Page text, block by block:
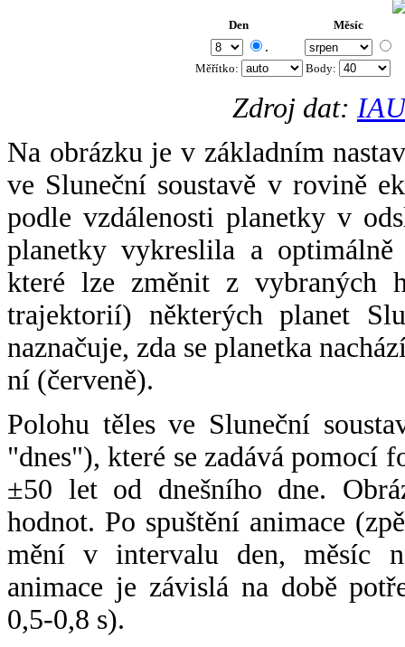
Den Měsíc
.
Měřítko: Body:
Zdroj dat:
Na obrázku je v základním
ve Sluneční soustavě v rovině
podle vzdálenosti planetky v
planetky vykreslila a
které lze změnit z vybraných
trajektorií) některých planet
naznačuje, zda se planetka
ní (červeně).
Polohu těles ve Sluneční
"dnes"), které se zadává pomocí
±50 let od dnešního dne.
hodnot. Po spuštění animace
mění v intervalu den, měsíc
animace je závislá na době
0,5-0,8 s).